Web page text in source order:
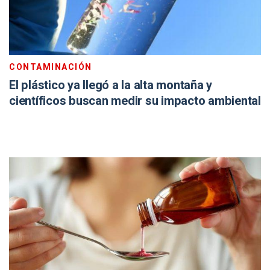
CONTAMINACIÓN
El plástico ya llegó a la alta montaña y
científicos buscan medir su impacto ambiental